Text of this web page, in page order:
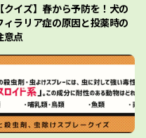
【クイズ】春から予防を！犬の
ィラリア症の原因と投薬時の
意点